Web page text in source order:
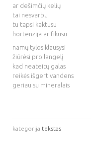
ar dešimčių kelių
tai nesvarbu
tu tapsi kaktusu
hortenzija ar fikusu
namų tylos klausysi
žiūrėsi pro langelį
kad neateitų galas
reikės išgert vandens
geriau su mineralais
kategorija tekstas